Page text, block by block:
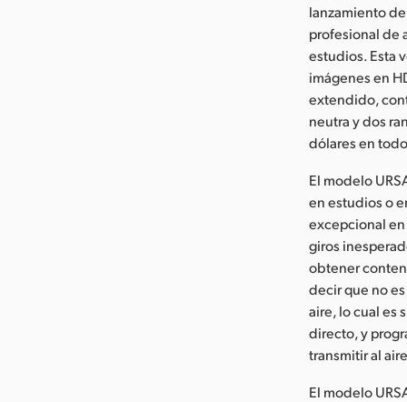
lanzamiento
profesional de
estudios. Esta
imágenes en
extendido,
neutra y dos
dólares en
El modelo
en estudios o
excepcional
giros
obtener
decir que no
aire, lo cual es
directo, y
transmitir al
El modelo